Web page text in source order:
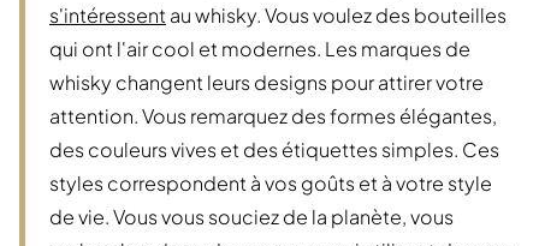
s'intéressent au whisky. Vous voulez des bouteilles
qui ont l'air cool et modernes. Les marques de
whisky changent leurs designs pour attirer votre
attention. Vous remarquez des formes élégantes,
des couleurs vives et des étiquettes simples. Ces
styles correspondent à vos goûts et à votre style
de vie. Vous vous souciez de la planète, vous